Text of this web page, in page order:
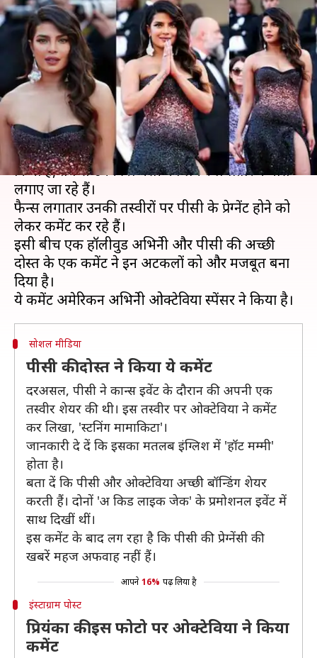
...तो क्या सच में प्रियंका चोपड़ा हैं
प्रेग्नेंट, उनकी दोस्त का कमेंट कर रहा
इशारा!
लेखन स्वाति पाण्डेय May 18, 2019 01:11 pm
क्या है खबर?
अभिनेत्री प्रियंका चोपड़ा ने जब से कान्स में अपना डेब्यू
किया है, तब से उनकी प्रेग्नेंसी को लेकर लगातार कयास
लगाए जा रहे हैं।
फैन्स लगातार उनकी तस्वीरों पर पीसी के प्रेग्नेंट होने को
लेकर कमेंट कर रहे हैं।
इसी बीच एक हॉलीवुड अभिनेत्री और पीसी की अच्छी
दोस्त के एक कमेंट ने इन अटकलों को और मजबूत बना
दिया है।
सोशल मीडिया
पीसी की दोस्त ने किया ये कमेंट
दरअसल, पीसी ने कान्स इवेंट के दौरान की अपनी एक
तस्वीर शेयर की थी। इस तस्वीर पर ओक्टेविया ने कमेंट
कर लिखा, 'स्टनिंग मामाकिटा'।
जानकारी दे दें कि इसका मतलब इंग्लिश में 'हॉट मम्मी'
होता है।
बता दें कि पीसी और ओक्टेविया अच्छी बॉन्डिंग शेयर
करती हैं। दोनों 'अ किड लाइक जेक' के प्रमोशनल इवेंट में
साथ दिखीं थीं।
इस कमेंट के बाद लग रहा है कि पीसी की प्रेग्नेंसी की
खबरें महज अफवाह नहीं हैं।
आपने 16% पढ़ लिया है
इंस्टाग्राम पोस्ट
प्रियंका की इस फोटो पर ओक्टेविया ने किया
कमेंट